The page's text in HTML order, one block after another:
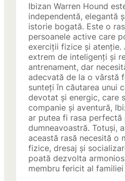
Ibizan Warren Hound
independentă, elegantă
istorie bogată. Este o
persoanele active care
exerciții fizice și atenție.
extrem de inteligenți și
antrenament, dar
adecvată de la o vârstă
sunteți în căutarea unui
devotat și energic, care
companie și aventură,
ar putea fi rasa perfectă
dumneavoastră. Totuși,
această rasă necesită o
fizice, dresaj și
poată dezvolta
membru fericit al